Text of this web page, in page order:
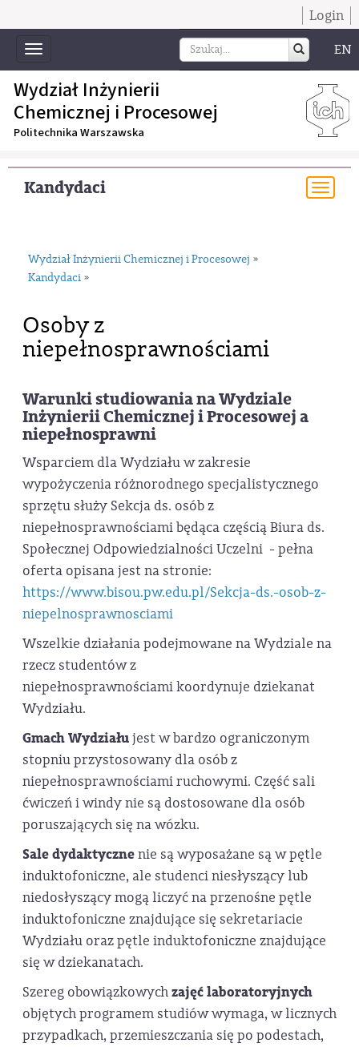
Login
Toggle
navigation
EN
Wydział Inżynierii
Chemicznej i Procesowej
Politechnika Warszawska
Kandydaci
Wydział Inżynierii Chemicznej i Procesowej »
Kandydaci »
Osoby z
niepełnosprawnościami
Warunki studiowania na Wydziale
Inżynierii Chemicznej i Procesowej a
niepełnosprawni
Wsparciem dla Wydziału w zakresie
wypożyczenia różnorodnego specjalistycznego
sprzętu służy Sekcja ds. osób z
niepełnosprawnościami będąca częścią Biura ds.
Społecznej Odpowiedzialności Uczelni - pełna
oferta opisana jest na stronie:
https://www.bisou.pw.edu.pl/Sekcja-ds.-osob-z-
niepelnosprawnosciami
Wszelkie działania podejmowane na Wydziale na
rzecz studentów z
niepełnosprawnościami koordynuje dziekanat
Wydziału.
Gmach Wydziałujest w bardzo ograniczonym
stopniu przystosowany dla osób z
niepełnosprawnościami ruchowymi. Część sali
ćwiczeń i windy nie są dostosowane dla osób
poruszających się na wózku.
Sale dydaktycznenie są wyposażane są w pętle
induktofoniczne, ale studenci niesłyszący lub
niedosłyszący mogą liczyć na przenośne pętle
induktofoniczne znajdujące się sekretariacie
Wydziału oraz pętle induktofoniczne znajdujące
się w dziekanatach.
Szereg obowiązkowychzajęć laboratoryjnych
objętych programem studiów wymaga, w licznych
przypadkach, przemieszczania się po podestach,